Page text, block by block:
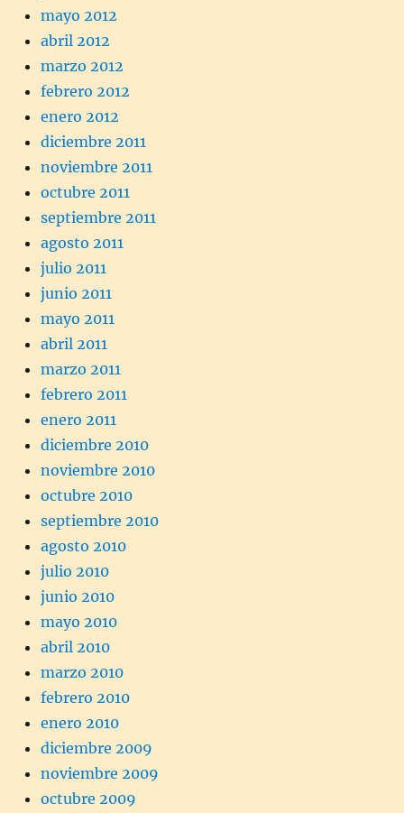
mayo 2012
abril 2012
marzo 2012
febrero 2012
enero 2012
diciembre 2011
noviembre 2011
octubre 2011
septiembre 2011
agosto 2011
julio 2011
junio 2011
mayo 2011
abril 2011
marzo 2011
febrero 2011
enero 2011
diciembre 2010
noviembre 2010
octubre 2010
septiembre 2010
agosto 2010
julio 2010
junio 2010
mayo 2010
abril 2010
marzo 2010
febrero 2010
enero 2010
diciembre 2009
noviembre 2009
octubre 2009